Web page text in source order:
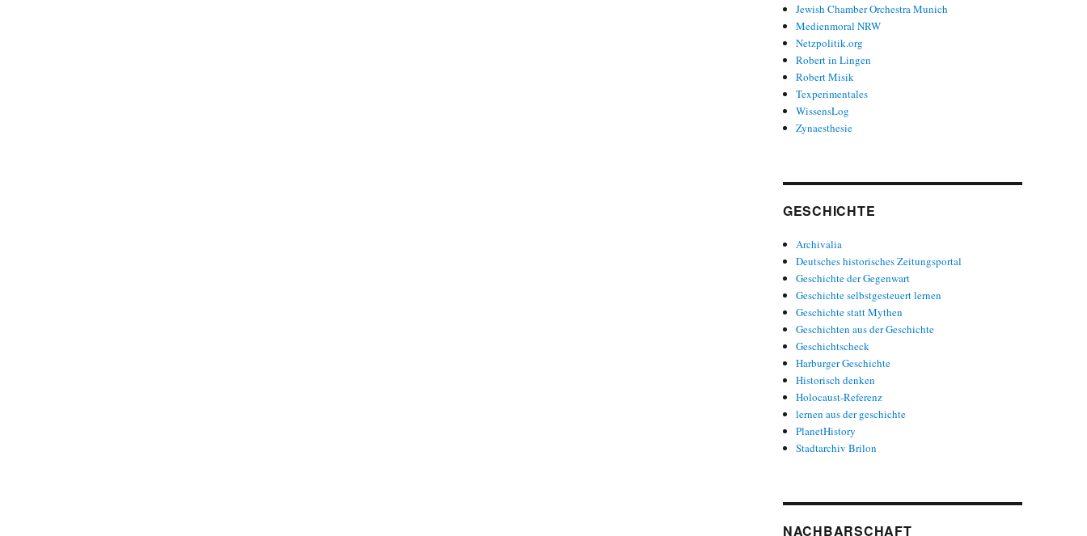
Jewish Chamber Orchestra Munich
Medienmoral NRW
Netzpolitik.org
Robert in Lingen
Robert Misik
Texperimentales
WissensLog
Zynaesthesie
GESCHICHTE
Archivalia
Deutsches historisches Zeitungsportal
Geschichte der Gegenwart
Geschichte selbstgesteuert lernen
Geschichte statt Mythen
Geschichten aus der Geschichte
Geschichtscheck
Harburger Geschichte
Historisch denken
Holocaust-Referenz
lernen aus der geschichte
PlanetHistory
Stadtarchiv Brilon
NACHBARSCHAFT